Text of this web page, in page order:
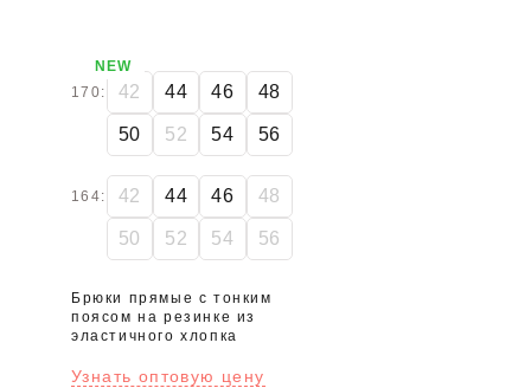
170: 42 44 46 48
50 52 54 56
164: 42 44 46 48
50 52 54 56
Брюки прямые с тонким
поясом на резинке из
эластичного хлопка
Узнать оптовую цену
NEW